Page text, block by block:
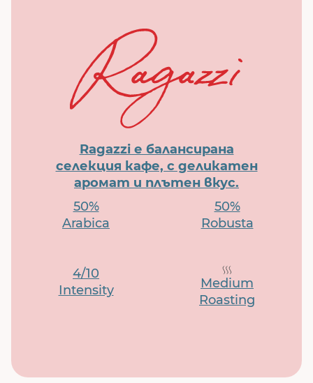
Ragazzi е балансирана
селекция кафе, с деликатен
аромат и плътен вкус.
50%
Arabica
50%
Robusta
4/10
Intensity
Medium
Roasting